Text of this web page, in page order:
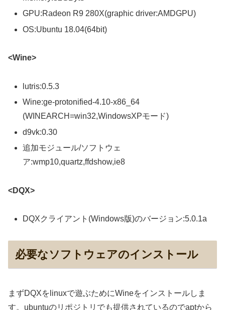
GPU:Radeon R9 280X(graphic driver:AMDGPU)
OS:Ubuntu 18.04(64bit)
<Wine>
lutris:0.5.3
Wine:ge-protonified-4.10-x86_64
(WINEARCH=win32,WindowsXPモード)
d9vk:0.30
追加モジュール/ソフトウェ
ア:wmp10,quartz,ffdshow,ie8
<DQX>
DQXクライアント(Windows版)のバージョン:5.0.1a
必要なソフトウェアのインストール
まずDQXをlinuxで遊ぶためにWineをインストールしま
す。ubuntuのリポジトリでも提供されているのでaptから